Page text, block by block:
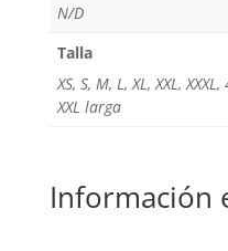
N/D
Talla
XS, S, M, L, XL, XXL,
XXL larga
Información